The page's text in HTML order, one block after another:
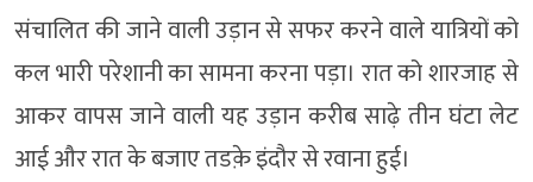
संचालित की जाने वाली उड़ान से सफर करने वाले यात्रियों को
कल भारी परेशानी का सामना करना पड़ा। रात को शारजाह से
आकर वापस जाने वाली यह उड़ान करीब साढ़े तीन घंटा लेट
आई और रात के बजाए तडक़े इंदौर से रवाना हुई।